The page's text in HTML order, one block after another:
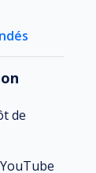
de